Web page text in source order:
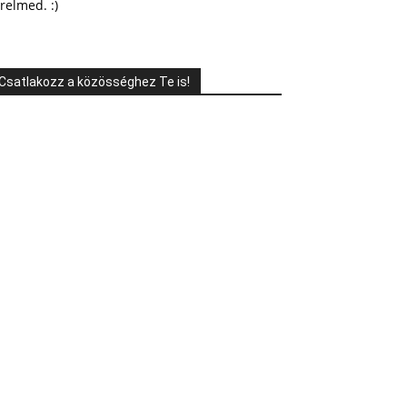
:)
a közösséghez Te is!